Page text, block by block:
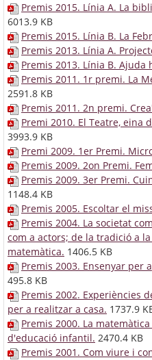
Premis 2015. Línia A. La
6013.9 KB
Premis 2015. Línia B. La
Premis 2013. Línia A.
Premis 2013. Línia B. Ajuda
Premis 2011. 1r premi. La
2591.8 KB
Premis 2011. 2n premi.
Premi 2010. El Teatre, eina
3993.9 KB
Premi 2009. 1er Premi.
Premis 2009. 2on Premi.
Premis 2009. 3er Premi.
1148.4 KB
Premis 2005. Escoltar el
Premis 2004. La societat
com a actors; de la tradició a
matemàtica. 1406.5 KB
Premis 2003. Ensenyar
495.8 KB
Premis 2002. Experiències
per a realitzar a casa. 1737.9
Premis 2000. La
d'educació infantil. 2470.4 KB
Premis 2001. Com viure i